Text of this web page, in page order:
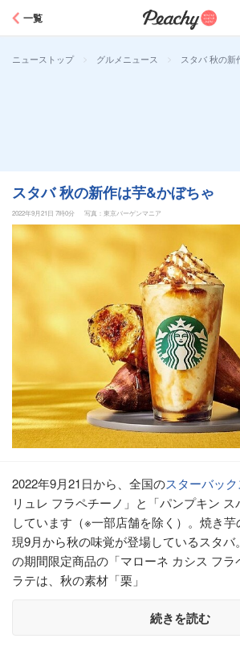
一覧
ニューストップ > グルメニュース > スタバ 秋の新
スタバ 秋の新作は芋&かぼちゃ
2022年9月21日 7時0分 写真：東京バーゲンマニア
2022年9月21日から、全国のスターバック
リュレ フラペチーノ」と「パンプキン
しています（※一部店舗を除く）。焼き
現9月から秋の味覚が登場しているスタバ
の期間限定商品の「マローネ カシス フ
ラテは、秋の素材「栗」
続きを読む